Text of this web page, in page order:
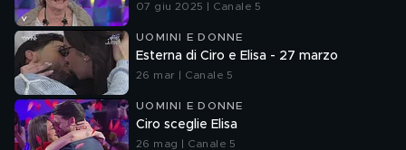
07 giu 2025 | Canale 5
UOMINI E DONNE
Esterna di Ciro e Elisa - 27 marzo
26 mar | Canale 5
UOMINI E DONNE
Ciro sceglie Elisa
26 mag | Canale 5